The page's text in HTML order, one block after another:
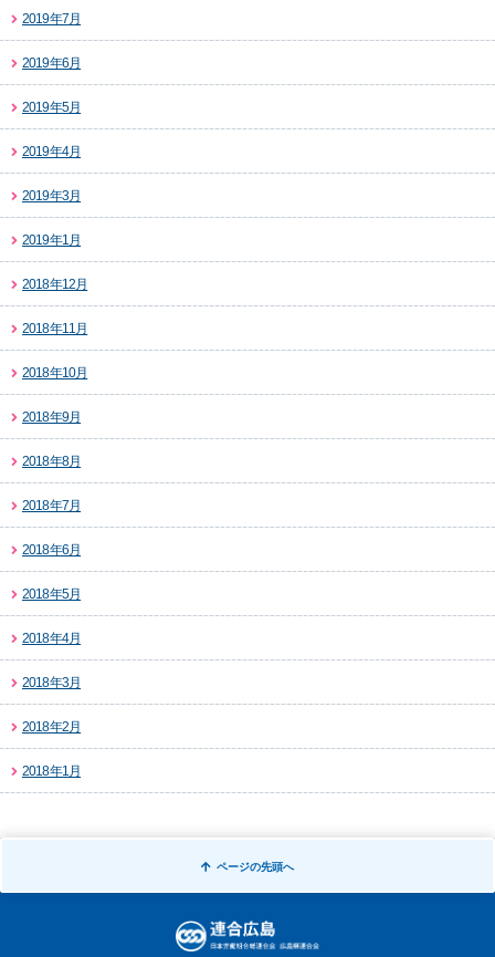
2019年7月
2019年6月
2019年5月
2019年4月
2019年3月
2019年1月
2018年12月
2018年11月
2018年10月
2018年9月
2018年8月
2018年7月
2018年6月
2018年5月
2018年4月
2018年3月
2018年2月
2018年1月
ページの先頭へ